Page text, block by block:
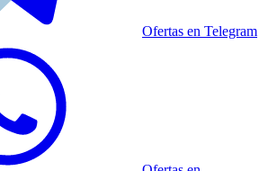
Ofertas en Telegram